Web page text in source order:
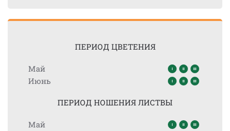
ПЕРИОД ЦВЕТЕНИЯ
Май
Июнь
ПЕРИОД НОШЕНИЯ ЛИСТВЫ
Май